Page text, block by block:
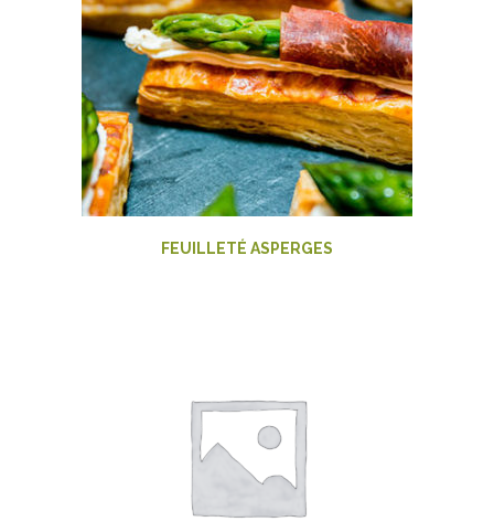
FEUILLETÉ ASPERGES